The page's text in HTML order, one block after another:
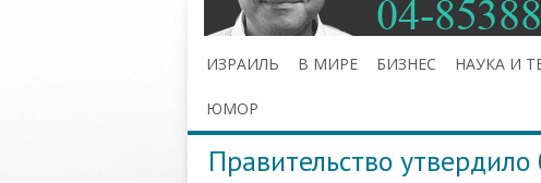
ИЗРАИЛЬ В МИРЕ БИЗНЕС НАУКА И
ЮМОР
Правительство